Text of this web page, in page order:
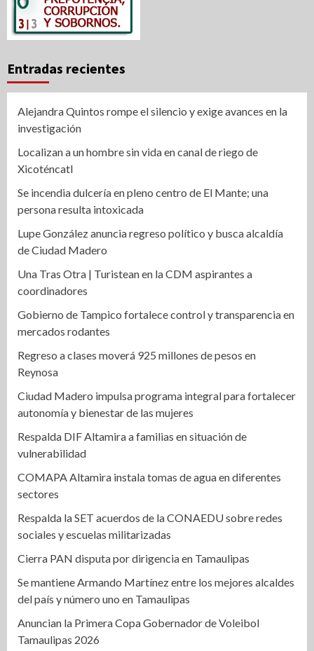
Entradas recientes
Alejandra Quintos rompe el silencio y exige avances en la
investigación
Localizan a un hombre sin vida en canal de riego de
Xicoténcatl
Se incendia dulcería en pleno centro de El Mante; una
persona resulta intoxicada
Lupe González anuncia regreso político y busca alcaldía
de Ciudad Madero
Una Tras Otra | Turistean en la CDM aspirantes a
coordinadores
Gobierno de Tampico fortalece control y transparencia en
mercados rodantes
Regreso a clases moverá 925 millones de pesos en
Reynosa
Ciudad Madero impulsa programa integral para fortalecer
autonomía y bienestar de las mujeres
Respalda DIF Altamira a familias en situación de
vulnerabilidad
COMAPA Altamira instala tomas de agua en diferentes
sectores
Respalda la SET acuerdos de la CONAEDU sobre redes
sociales y escuelas militarizadas
Cierra PAN disputa por dirigencia en Tamaulipas
Se mantiene Armando Martínez entre los mejores alcaldes
del país y número uno en Tamaulipas
Anuncian la Primera Copa Gobernador de Voleibol
Tamaulipas 2026